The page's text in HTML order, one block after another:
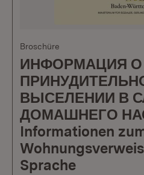
Broschüre
ИНФОРМАЦИЯ О
ВЫСЕЛЕНИИ В
ДОМАШНЕГО
Informationen
Sprache